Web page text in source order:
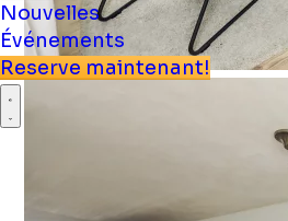
Nouvelles
Événements
Reserve maintenant!